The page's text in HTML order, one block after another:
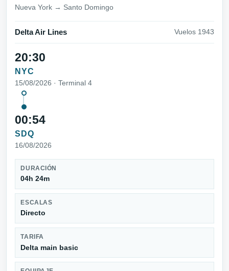
Nueva York → Santo Domingo
Delta Air Lines Vuelos 1943
20:30
NYC
15/08/2026 · Terminal 4
00:54
SDQ
16/08/2026
DURACIÓN
04h 24m
ESCALAS
Directo
TARIFA
Delta main basic